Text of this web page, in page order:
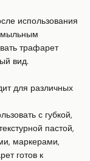
использования
мыльным
трафарет
вид.
для различных
с губкой,
пастой,
маркерами,
готов к